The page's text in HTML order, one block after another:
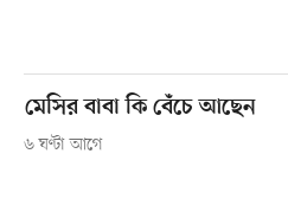
মেসির বাবা কি বেঁচে আছেন
৬ ঘণ্টা আগে